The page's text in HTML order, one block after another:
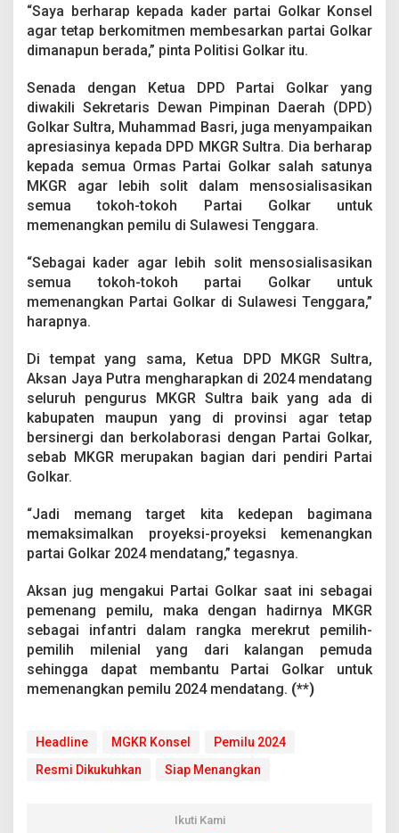
“Saya berharap kepada kader partai Golkar Konsel
agar tetap berkomitmen membesarkan partai Golkar
dimanapun berada,” pinta Politisi Golkar itu.
Senada dengan Ketua DPD Partai Golkar yang
diwakili Sekretaris Dewan Pimpinan Daerah (DPD)
Golkar Sultra, Muhammad Basri, juga menyampaikan
apresiasinya kepada DPD MKGR Sultra. Dia berharap
kepada semua Ormas Partai Golkar salah satunya
MKGR agar lebih solit dalam mensosialisasikan
semua tokoh-tokoh Partai Golkar untuk
memenangkan pemilu di Sulawesi Tenggara.
“Sebagai kader agar lebih solit mensosialisasikan
semua tokoh-tokoh partai Golkar untuk
memenangkan Partai Golkar di Sulawesi Tenggara,”
harapnya.
Di tempat yang sama, Ketua DPD MKGR Sultra,
Aksan Jaya Putra mengharapkan di 2024 mendatang
seluruh pengurus MKGR Sultra baik yang ada di
kabupaten maupun yang di provinsi agar tetap
bersinergi dan berkolaborasi dengan Partai Golkar,
sebab MKGR merupakan bagian dari pendiri Partai
Golkar.
“Jadi memang target kita kedepan bagimana
memaksimalkan proyeksi-proyeksi kemenangkan
partai Golkar 2024 mendatang,” tegasnya.
Aksan jug mengakui Partai Golkar saat ini sebagai
pemenang pemilu, maka dengan hadirnya MKGR
sebagai infantri dalam rangka merekrut pemilih-
pemilih milenial yang dari kalangan pemuda
sehingga dapat membantu Partai Golkar untuk
memenangkan pemilu 2024 mendatang. (**)
Headline MGKR Konsel
Pemilu 2024
Resmi Dikukuhkan
Siap Menangkan
Ikuti Kami